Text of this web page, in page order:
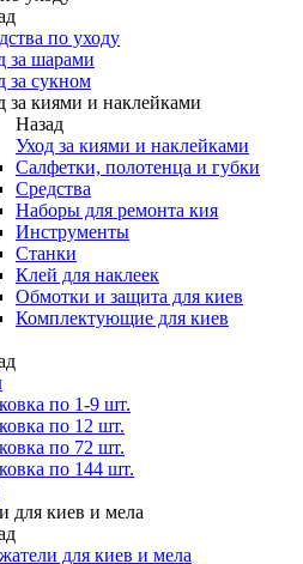
по уходу
за шарами
за сукном
за киями и наклейками
Назад
Уход за киями и наклейками
Салфетки, полотенца и губки
Средства
Наборы для ремонта кия
Инструменты
Станки
Клей для наклеек
Обмотки и защита для киев
Комплектующие для киев
по 1-9 шт.
по 12 шт.
по 72 шт.
по 144 шт.
для киев и мела
для киев и мела